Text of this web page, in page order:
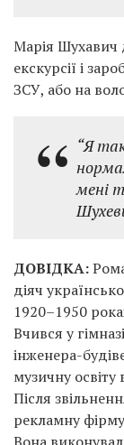
Марія Шухавич
екскурсії і
ЗСУ, або на
“Я
мені
ДОВІДКА:
діяч
1920–1950
Вчився у
інженера-
музичну освіту
Після
рекламну